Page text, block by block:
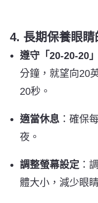
4. 長期保養眼睛
遵守「20-20-20
分鐘，就望向20
20秒。
適當休息 ：確保
夜。
調整螢幕設定 ：
體大小，減少眼